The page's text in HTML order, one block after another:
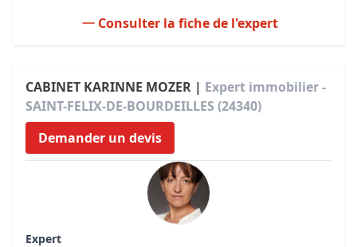
Consulter la fiche de l'expert
CABINET KARINNE MOZER | Expert immobilier -
SAINT-FELIX-DE-BOURDEILLES (24340)
Demander un devis
Expert